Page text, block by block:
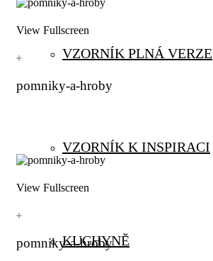
VZORNÍK PLNÁ VERZE
VZORNÍK K INSPIRACI
KUCHYNĚ
View Fullscreen
pomniky-a-hroby
View Fullscreen
pomniky-a-hroby